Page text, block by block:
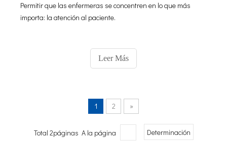
Permitir que las enfermeras se concentren en lo que más
importa: la atención al paciente.
Leer Más
1 2 »
Total 2páginas A la página Determinación